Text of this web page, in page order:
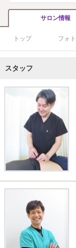
サロン情報
トップ フォト
スタッフ